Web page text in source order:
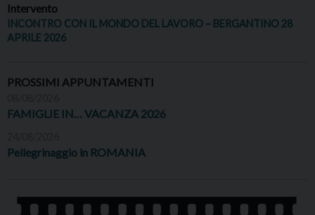
Intervento
INCONTRO CON IL MONDO DEL LAVORO – BERGANTINO 28
APRILE 2026
PROSSIMI APPUNTAMENTI
FAMIGLIE IN… VACANZA 2026
Pellegrinaggio in ROMANIA